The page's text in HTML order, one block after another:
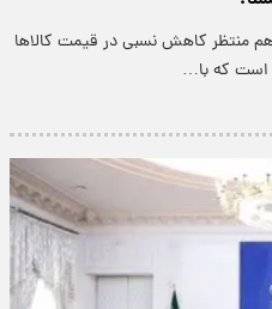
منتظر کاهش نسبی در قیمت کالاها
است که با…